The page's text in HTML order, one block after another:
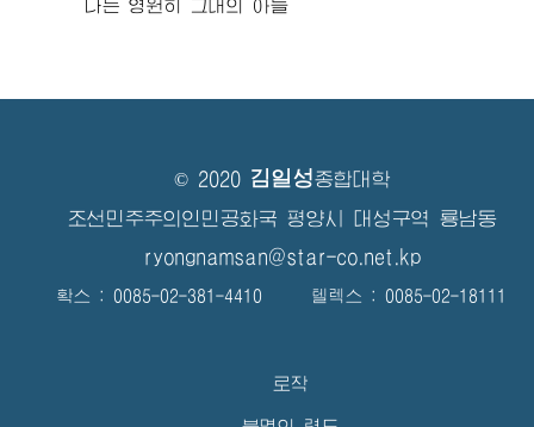
나는 영원히 그대의 아들
© 2020 김일성종합대학
조선민주주의인민공화국 평양시 대성구역 룡남동
ryongnamsan@star-co.net.kp
확스 : 0085-02-381-4410 텔렉스 : 0085-02-18111
로작